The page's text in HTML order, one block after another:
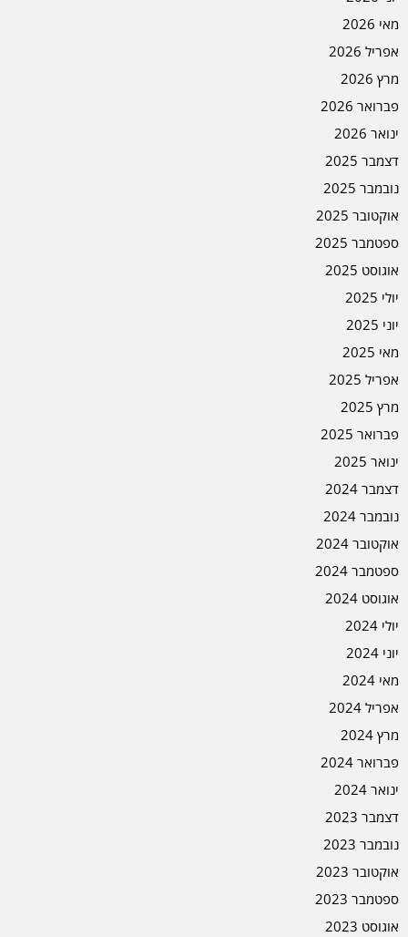
מאי 2026
אפריל 2026
מרץ 2026
פברואר 2026
ינואר 2026
דצמבר 2025
נובמבר 2025
אוקטובר 2025
ספטמבר 2025
אוגוסט 2025
יולי 2025
יוני 2025
מאי 2025
אפריל 2025
מרץ 2025
פברואר 2025
ינואר 2025
דצמבר 2024
נובמבר 2024
אוקטובר 2024
ספטמבר 2024
אוגוסט 2024
יולי 2024
יוני 2024
מאי 2024
אפריל 2024
מרץ 2024
פברואר 2024
ינואר 2024
דצמבר 2023
נובמבר 2023
אוקטובר 2023
ספטמבר 2023
אוגוסט 2023